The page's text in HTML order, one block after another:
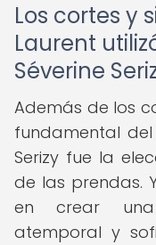
Los cortes y
Laurent
Séverine
Además de los
fundamental del
Serizy fue la
de las prendas.
en crear
atemporal y